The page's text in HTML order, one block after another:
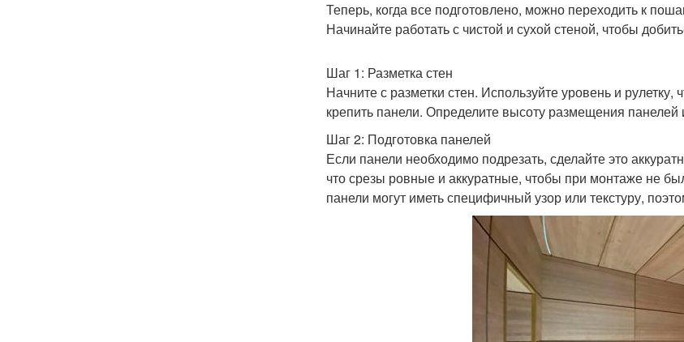
Стены с деревянным
Стен в прихожей Материалы для отделки
Теперь, когда все подготовлено, можно переходить к
Начинайте работать с чистой и сухой стеной, чтобы
Шаг 1: Разметка стен
Начните с разметки стен. Используйте уровень и
крепить панели. Определите высоту размещения панелей
Шаг 2: Подготовка панелей
Если панели необходимо подрезать, сделайте это
что срезы ровные и аккуратные, чтобы при монтаже не
панели могут иметь специфичный узор или текстуру,